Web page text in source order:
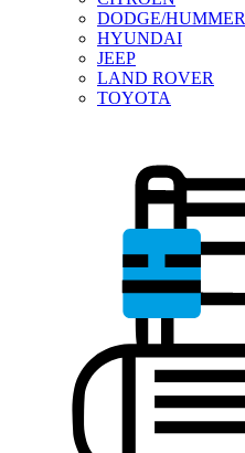
DODGE/HUMMER
HYUNDAI
JEEP
LAND ROVER
TOYOTA